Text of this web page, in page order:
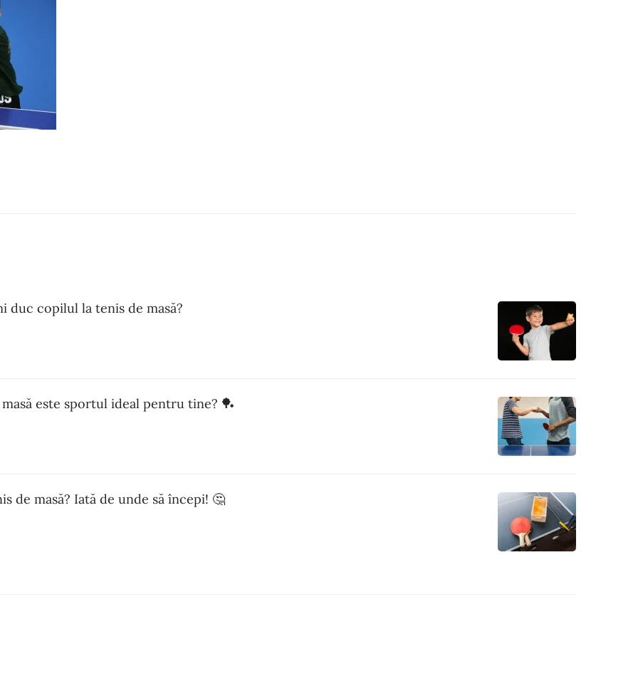
duc copilul la tenis de masă?
este sportul ideal pentru tine? 🏓
de masă? Iată de unde să începi! 🤔